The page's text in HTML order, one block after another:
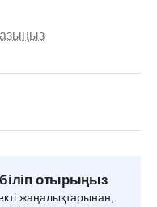
отырыңыз
жаңалықтарынан,